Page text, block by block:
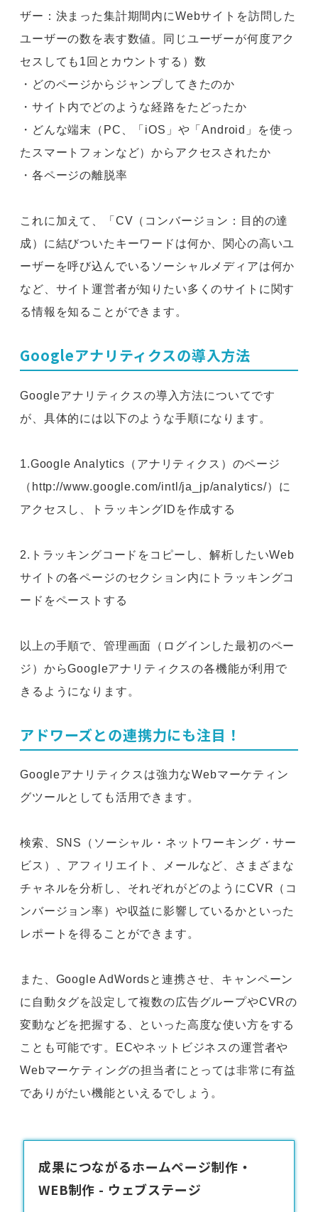
ザー：決まった集計期間内にWebサイトを訪問した
ユーザーの数を表す数値。同じユーザーが何度アク
セスしても1回とカウントする）数
・どのページからジャンプしてきたのか
・サイト内でどのような経路をたどったか
・どんな端末（PC、「iOS」や「Android」を使っ
たスマートフォンなど）からアクセスされたか
・各ページの離脱率
これに加えて、「CV（コンバージョン：目的の達
成）に結びついたキーワードは何か、関心の高いユ
ーザーを呼び込んでいるソーシャルメディアは何か
など、サイト運営者が知りたい多くのサイトに関す
る情報を知ることができます。
Googleアナリティクスの導入方法
Googleアナリティクスの導入方法についてです
が、具体的には以下のような手順になります。
1.Google Analytics（アナリティクス）のページ
（http://www.google.com/intl/ja_jp/analytics/）に
アクセスし、トラッキングIDを作成する
2.トラッキングコードをコピーし、解析したいWeb
サイトの各ページのセクション内にトラッキングコ
ードをペーストする
以上の手順で、管理画面（ログインした最初のペー
ジ）からGoogleアナリティクスの各機能が利用で
きるようになります。
アドワーズとの連携力にも注目！
Googleアナリティクスは強力なWebマーケティン
グツールとしても活用できます。
検索、SNS（ソーシャル・ネットワーキング・サー
ビス）、アフィリエイト、メールなど、さまざまな
チャネルを分析し、それぞれがどのようにCVR（コ
ンバージョン率）や収益に影響しているかといった
レポートを得ることができます。
また、Google AdWordsと連携させ、キャンペーン
に自動タグを設定して複数の広告グループやCVRの
変動などを把握する、といった高度な使い方をする
ことも可能です。ECやネットビジネスの運営者や
Webマーケティングの担当者にとっては非常に有益
でありがたい機能といえるでしょう。
成果につながるホームページ制作・
WEB制作 - ウェブステージ